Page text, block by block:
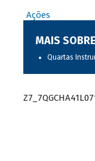
Ações
MAIS
Quartas